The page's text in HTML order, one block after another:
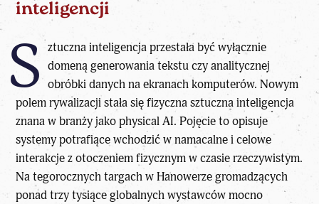
inteligencji
S ztuczna inteligencja przestała być wyłącznie
domeną generowania tekstu czy analitycznej
obróbki danych na ekranach komputerów. Nowym
polem rywalizacji stała się fizyczna sztuczna inteligencja
znana w branży jako physical AI. Pojęcie to opisuje
systemy potrafiące wchodzić w namacalne i celowe
interakcje z otoczeniem fizycznym w czasie rzeczywistym.
Na tegorocznych targach w Hanowerze gromadzących
ponad trzy tysiące globalnych wystawców mocno